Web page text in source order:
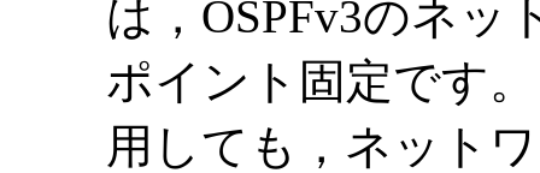
は，OSPFv3のネッ
ポイント固定です
用しても，ネット